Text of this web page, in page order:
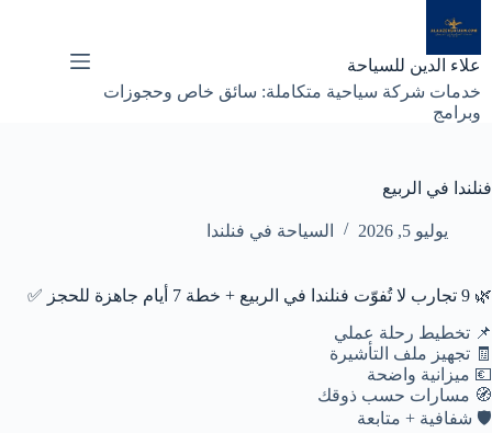
إلى
المحتوى
علاء الدين للسياحة
خدمات شركة سياحية متكاملة: سائق خاص وحجوزات
وبرامج
فنلندا في الربيع
يوليو 5, 2026 السياحة في فنلندا
🌿 9 تجارب لا تُفوّت فنلندا في الربيع + خطة 7 أيام جاهزة للحجز ✅
📌 تخطيط رحلة عملي
🧾 تجهيز ملف التأشيرة
💶 ميزانية واضحة
🧭 مسارات حسب ذوقك
🛡️ شفافية + متابعة